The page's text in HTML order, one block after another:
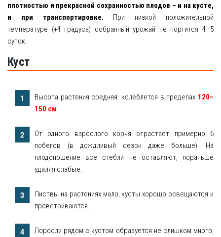
плотностью и прекрасной сохранностью плодов – и на кусте,
и при транспортировке. При низкой положительной
температуре (+4 градуса) собранный урожай не портится 4–5
суток.
Куст
Высота растения средняя: колеблется в пределах 120–
150 см.
От одного взрослого корня отрастает примерно 6
побегов (в дождливый сезон даже больше). На
плодоношение все стебли не оставляют, пораньше
удаляя слабые.
Листвы на растениях мало, кусты хорошо освещаются и
проветриваются.
Поросли рядом с кустом образуется не слишком много,